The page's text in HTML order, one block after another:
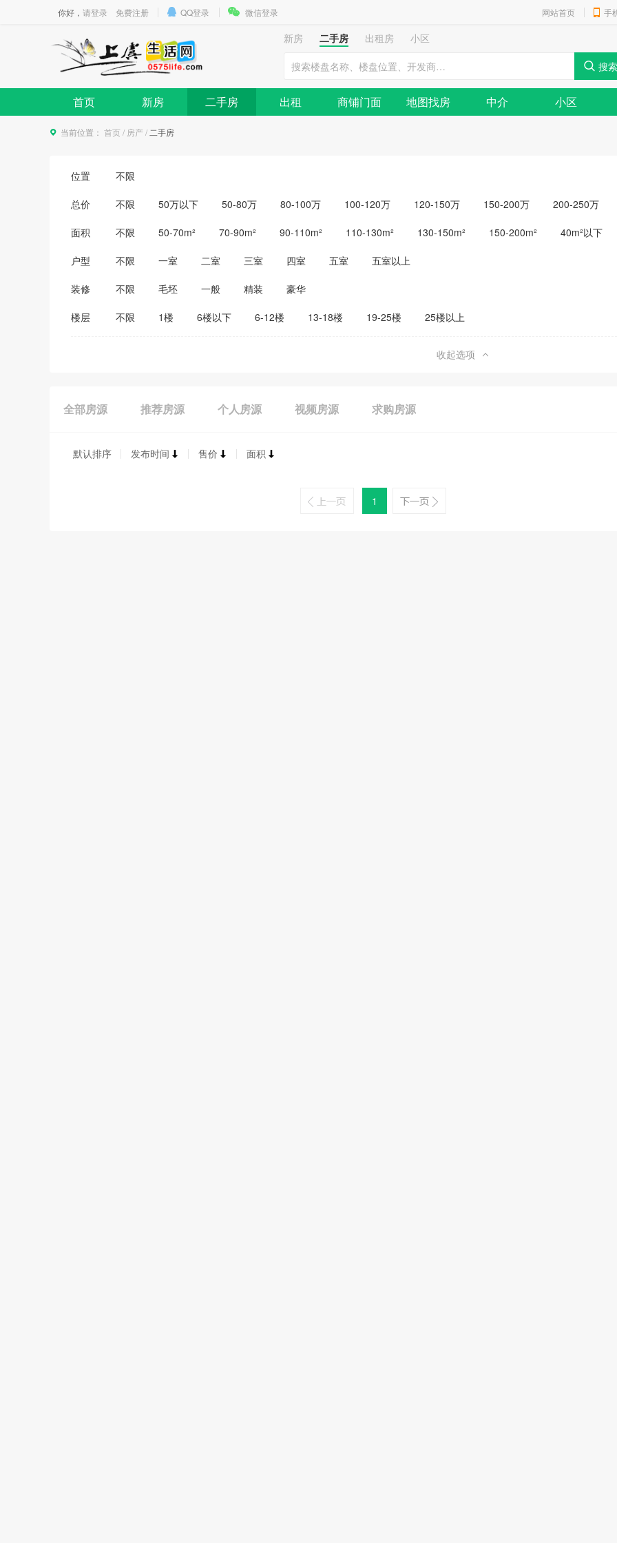
你好， 请登录 免费注册 QQ登录 微信登录 网站首页 手
新房 二手房 出租房 小区
首页 新房 二手房 出租 商铺门面 地图找房 中介 小区
当前位置： 首页 / 房产/ 二手房
位置 不限
总价 不限 50万以下 50-80万 80-100万 100-120万 120-150万 150-200万
200-250万
350-400万
面积 不限 50-70m² 70-90m² 90-110m² 110-130m² 130-150m² 150-200m² 40m²以下
户型 不限 一室 二室 三室 四室 五室 五室以上
装修 不限 毛坯 一般 精装 豪华
楼层 不限 1楼 6楼以下 6-12楼 13-18楼 19-25楼 25楼以上
收起选项
全部房源 推荐房源 个人房源 视频房源 求购房源
默认排序 发布时间 售价 面积
1